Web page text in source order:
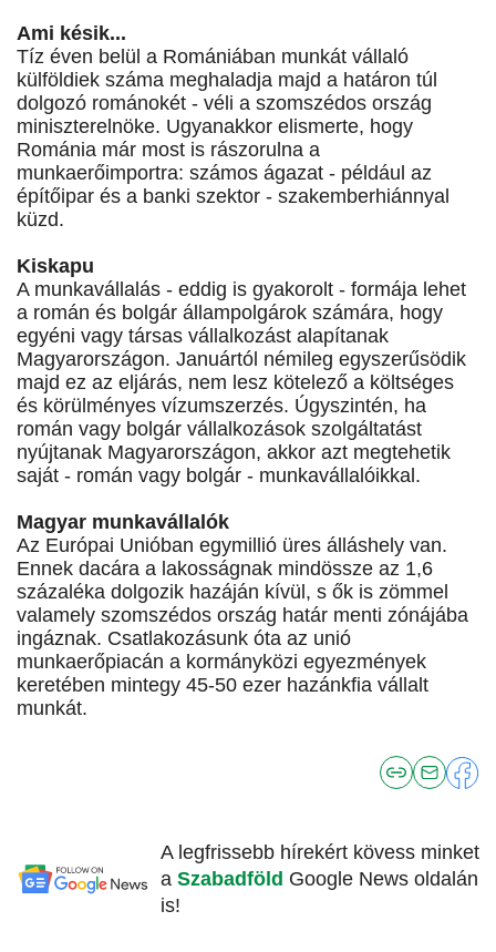
Ami késik...
Tíz éven belül a Romániában munkát vállaló
külföldiek száma meghaladja majd a határon túl
dolgozó románokét - véli a szomszédos ország
miniszterelnöke. Ugyanakkor elismerte, hogy
Románia már most is rászorulna a
munkaerőimportra: számos ágazat - például az
építőipar és a banki szektor - szakemberhiánnyal
küzd.
Kiskapu
A munkavállalás - eddig is gyakorolt - formája lehet
a román és bolgár állampolgárok számára, hogy
egyéni vagy társas vállalkozást alapítanak
Magyarországon. Januártól némileg egyszerűsödik
majd ez az eljárás, nem lesz kötelező a költséges
és körülményes vízumszerzés. Úgyszintén, ha
román vagy bolgár vállalkozások szolgáltatást
nyújtanak Magyarországon, akkor azt megtehetik
saját - román vagy bolgár - munkavállalóikkal.
Magyar munkavállalók
Az Európai Unióban egymillió üres álláshely van.
Ennek dacára a lakosságnak mindössze az 1,6
százaléka dolgozik hazáján kívül, s ők is zömmel
valamely szomszédos ország határ menti zónájába
ingáznak. Csatlakozásunk óta az unió
munkaerőpiacán a kormányközi egyezmények
keretében mintegy 45-50 ezer hazánkfia vállalt
munkát.
A legfrissebb hírekért kövess minket
a Szabadföld Google News oldalán
is!